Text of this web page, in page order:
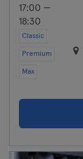
17:00 —
18:30
Classic
Premium
Max